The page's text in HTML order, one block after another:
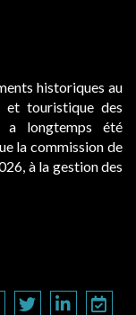
historiques au
et touristique des
a longtemps été
la commission de
à la gestion des